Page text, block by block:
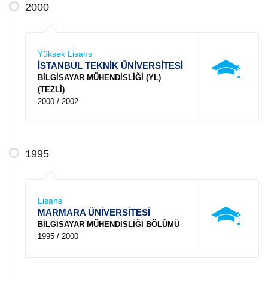
2000
Yüksek Lisans
İSTANBUL TEKNİK ÜNİVERSİTESİ
BİLGİSAYAR MÜHENDİSLİĞİ (YL)
(TEZLİ)
2000 / 2002
1995
Lisans
MARMARA ÜNİVERSİTESİ
BİLGİSAYAR MÜHENDİSLİĞİ BÖLÜMÜ
1995 / 2000